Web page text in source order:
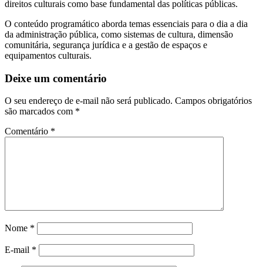
direitos culturais como base fundamental das políticas públicas.
O conteúdo programático aborda temas essenciais para o dia a dia
da administração pública, como sistemas de cultura, dimensão
comunitária, segurança jurídica e a gestão de espaços e
equipamentos culturais.
Deixe um comentário
O seu endereço de e-mail não será publicado. Campos obrigatórios
são marcados com *
Comentário *
Nome *
E-mail *